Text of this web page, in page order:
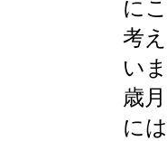
に
考
い
歳
に